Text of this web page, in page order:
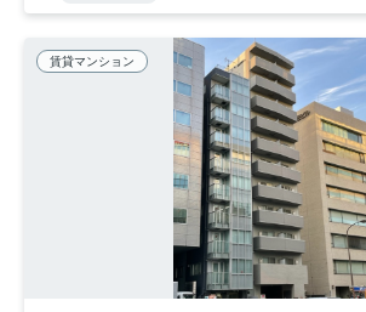
賃貸マンション